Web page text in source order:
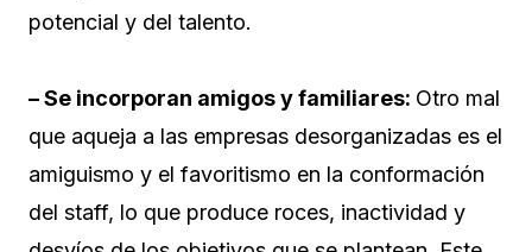
potencial y del talento.
– Se incorporan amigos y familiares: Otro mal
que aqueja a las empresas desorganizadas es el
amiguismo y el favoritismo en la conformación
del staff, lo que produce roces, inactividad y